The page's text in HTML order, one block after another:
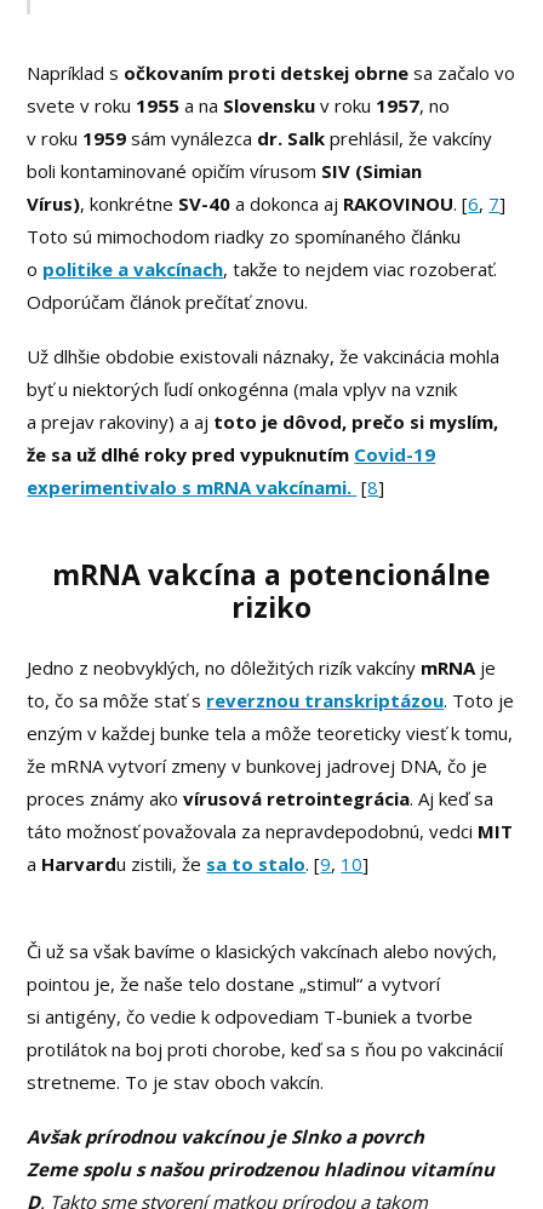
Napríklad s očkovaním proti detskej obrne sa začalo vo
svete v roku 1955 a na Slovensku v roku 1957, no
v roku 1959 sám vynálezca dr. Salk prehlásil, že vakcíny
boli kontaminované opičím vírusom SIV (Simian
Vírus), konkrétne SV-40 a dokonca aj RAKOVINOU. [6, 7]
Toto sú mimochodom riadky zo spomínaného článku
o politike a vakcínach, takže to nejdem viac rozoberať.
Odporúčam článok prečítať znovu.
Už dlhšie obdobie existovali náznaky, že vakcinácia mohla
byť u niektorých ľudí onkogénna (mala vplyv na vznik
a prejav rakoviny) a aj toto je dôvod, prečo si myslím,
že sa už dlhé roky pred vypuknutím Covid-19
experimentivalo s mRNA vakcínami. [8]
mRNA vakcína a potencionálne
riziko
Jedno z neobvyklých, no dôležitých rizík vakcíny mRNA je
to, čo sa môže stať s reverznou transkriptázou. Toto je
enzým v každej bunke tela a môže teoreticky viesť k tomu,
že mRNA vytvorí zmeny v bunkovej jadrovej DNA, čo je
proces známy akovírusová retrointegrácia. Aj keď sa
táto možnosť považovala za nepravdepodobnú, vedci MIT
a Harvardu zistili, že sa to stalo. [9, 10]
Či už sa však bavíme o klasických vakcínach alebo nových,
pointou je, že naše telo dostane „stimul“ a vytvorí
si antigény, čo vedie k odpovediam T-buniek a tvorbe
protilátok na boj proti chorobe, keď sa s ňou po vakcinácií
stretneme. To je stav oboch vakcín.
Avšak prírodnou vakcínou je Slnko a povrch
Zeme spolu s našou prirodzenou hladinou vitamínu
D. Takto sme stvorení matkou prírodou a takom